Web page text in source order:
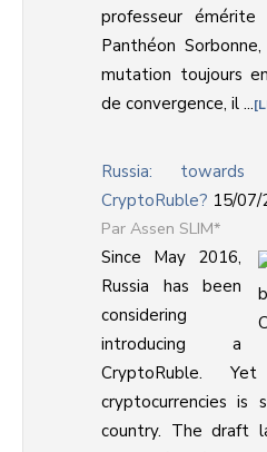
professeur émérite
Panthéon
mutation toujours
de convergence, il ...
Russia: towards
CryptoRuble? 15/07/
Assen SLIM*
Since May 2016,
Russia has been
considering
introducing a
CryptoRuble.
cryptocurrencies is
country. The draft